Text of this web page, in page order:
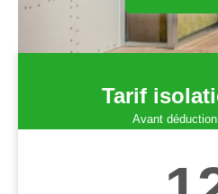
Tarif
Avant